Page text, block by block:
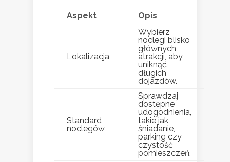
Aspekt Opis
Lokalizacja
Wybierz
noclegi blisko
głównych
atrakcji, aby
uniknąć
długich
dojazdów.
Standard
noclegów
Sprawdzaj
dostępne
udogodnienia,
takie jak
śniadanie,
parking czy
czystość
pomieszczeń.